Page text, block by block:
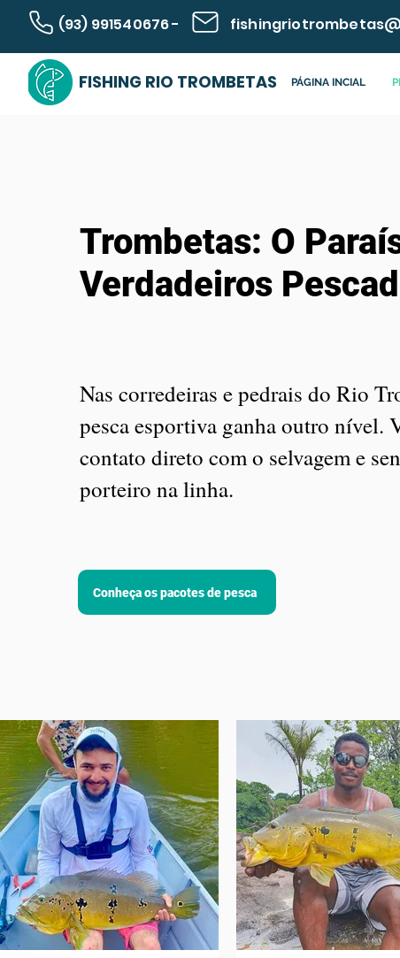
(93) 991540676 -
FISHING RIO TROMBETAS PÁGINA INCIAL
Trombetas: O
Verdadeiros
Nas corredeiras e pedrais do Rio
pesca esportiva ganha outro nível.
contato direto com o selvagem e
porteiro na linha.
Conheça os pacotes de pesca